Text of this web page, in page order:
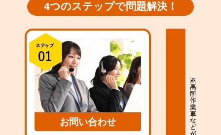
4つのステップで問題解決！
お問い合わせ